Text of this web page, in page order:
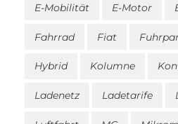
E-Mobilität E-Motor
Fahrrad Fiat
Hybrid Kolumne
Ladenetz Ladetarife